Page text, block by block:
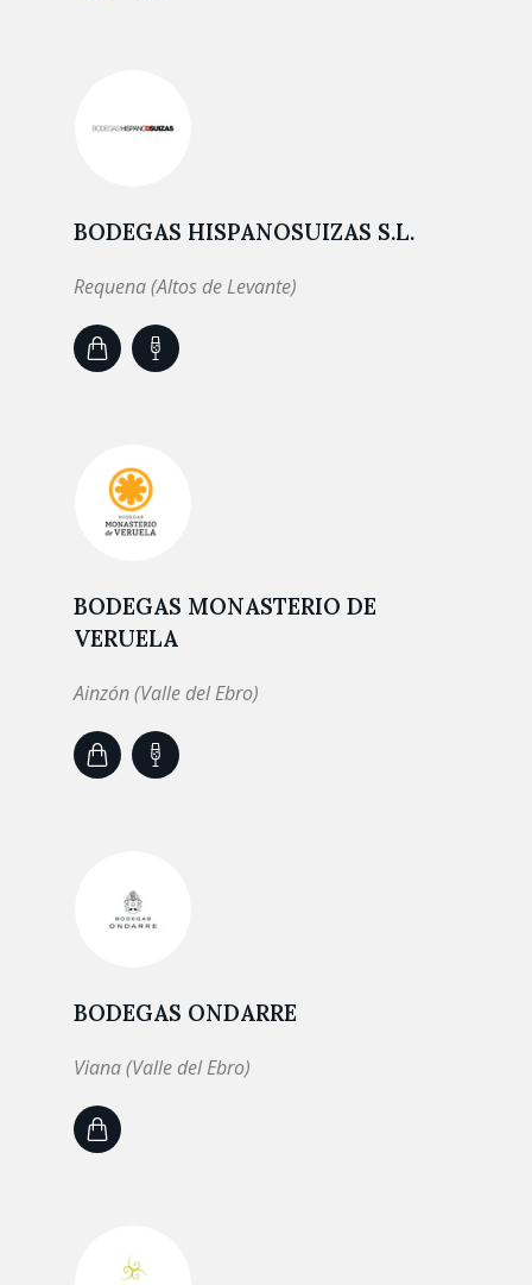
BODEGAS HISPANOSUIZAS S.L.
Requena (Altos de Levante)
BODEGAS MONASTERIO DE
VERUELA
Ainzón (Valle del Ebro)
BODEGAS ONDARRE
Viana (Valle del Ebro)